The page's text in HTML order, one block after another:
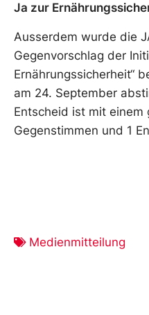
Ja zur
Ausserdem wurde die
Gegenvorschlag der
Ernährungssicherheit“
am 24. September
Entscheid ist mit einem
Gegenstimmen und 1
Medienmitteilung